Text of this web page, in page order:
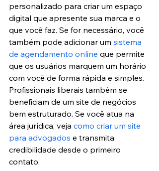
personalizado para criar um espaço
digital que apresente sua marca e o
que você faz. Se for necessário, você
também pode adicionar um sistema
de agendamento online que permite
que os usuários marquem um horário
com você de forma rápida e simples.
Profissionais liberais também se
beneficiam de um site de negócios
bem estruturado. Se você atua na
área jurídica, veja como criar um site
para advogados e transmita
credibilidade desde o primeiro
contato.